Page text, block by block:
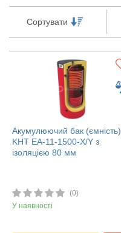
Сортувати
Акумулюючий бак (ємність)
KHT ЕА-11-1500-X/Y з
ізоляцією 80 мм
(0)
У наявності